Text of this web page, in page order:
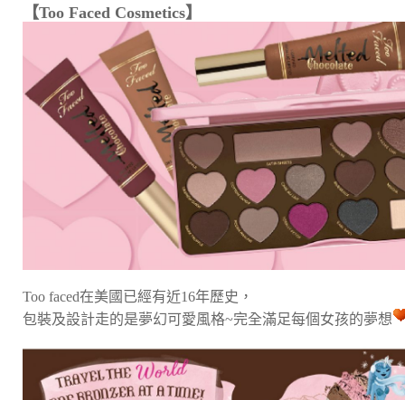
【Too Faced Cosmetics】
Too faced在美國已經有近16年歷史，
包裝及設計走的是夢幻可愛風格~完全滿足每個女孩的夢想